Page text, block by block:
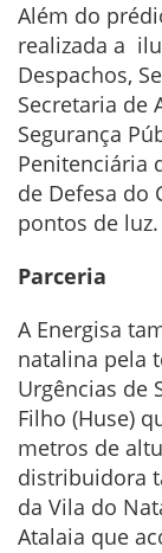
Além do
realizada a
Despachos,
Secretaria de
Segurança
Penitenciária
de Defesa do
pontos de luz.
Parceria
A Energisa
natalina pela
Urgências de
Filho (Huse)
metros de
distribuidora
da Vila do
Atalaia que